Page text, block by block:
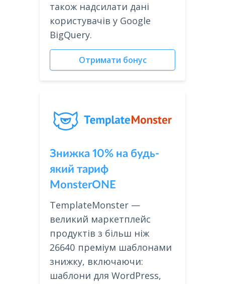
також надсилати дані
користувачів у Google
BigQuery.
Отримати бонус
Знижка 10% на будь-
який тариф
MonsterONE
TemplateMonster —
великий маркетплейс
продуктів з більш ніж
26640 преміум шаблонами
знижку, включаючи:
шаблони для WordPress,